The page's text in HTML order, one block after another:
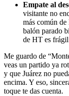
Empate al
visitante no
más común
balón parado
de HT es
Me guardo de
veas un partido ya
y que Juárez no
encima. Y eso,
toque te das cuenta.